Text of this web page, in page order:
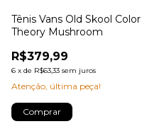
Tênis Vans Old Skool Color
Theory Mushroom
R$379,99
6 x de R$63,33 sem juros
Atenção, última peça!
Comprar